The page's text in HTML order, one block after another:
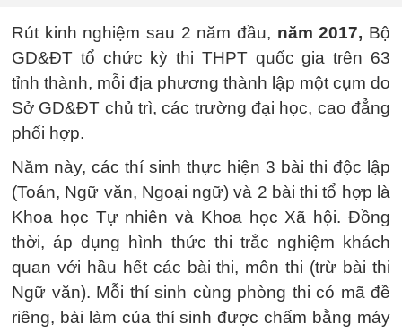
Rút kinh nghiệm sau 2 năm đầu, năm 2017, Bộ
GD&ĐT tổ chức kỳ thi THPT quốc gia trên 63
tỉnh thành, mỗi địa phương thành lập một cụm do
Sở GD&ĐT chủ trì, các trường đại học, cao đẳng
phối hợp.
Năm này, các thí sinh thực hiện 3 bài thi độc lập
(Toán, Ngữ văn, Ngoại ngữ) và 2 bài thi tổ hợp là
Khoa học Tự nhiên và Khoa học Xã hội. Đồng
thời, áp dụng hình thức thi trắc nghiệm khách
quan với hầu hết các bài thi, môn thi (trừ bài thi
Ngữ văn). Mỗi thí sinh cùng phòng thi có mã đề
riêng, bài làm của thí sinh được chấm bằng máy